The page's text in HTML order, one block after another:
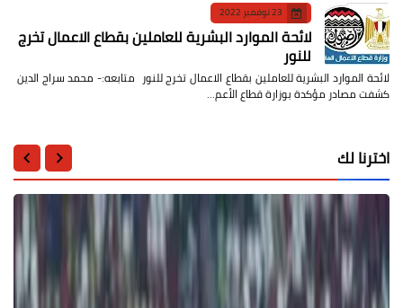
23 نوفمبر 2022
لائحة الموارد البشرية للعاملين بقطاع الاعمال تخرج
للنور
لائحة الموارد البشرية للعاملين بقطاع الاعمال تخرج للنور متابعه:- محمد سراج الدين
كشفت مصادر مؤكدة بوزارة قطاع الأعم…
اخترنا لك